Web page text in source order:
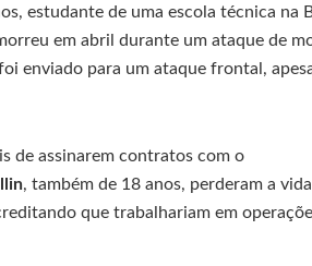
estudante de uma escola técnica na
em abril durante um ataque de
enviado para um ataque frontal,
de assinarem contratos com o
, também de 18 anos, perderam a
que trabalhariam em